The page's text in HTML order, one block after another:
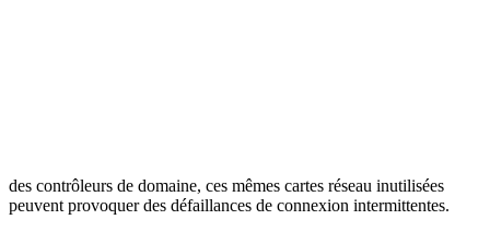
des contrôleurs de domaine, ces mêmes cartes réseau inutilisées
peuvent provoquer des défaillances de connexion intermittentes.